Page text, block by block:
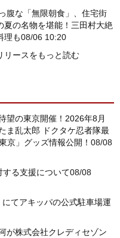
腹な「無限朝食」、住宅街
の名物を堪能！三田村大絶
理も08/06 10:20
リースをもっと読む
望の東京開催！2026年8月
ま乱太郎 ドクタケ忍者隊最
京」グッズ情報公開！ 08/08
する支援について08/08
にてアキッパの公式駐車場運
が株式会社クレディセゾン